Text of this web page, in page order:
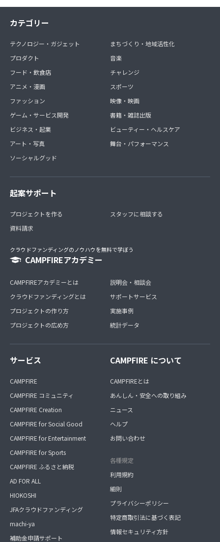
カテゴリー
テクノロジー・ガジェット
プロダクト
フード・飲食店
アニメ・漫画
ファッション
ゲーム・サービス開発
ビジネス・起業
アート・写真
ソーシャルグッド
まちづくり・地域活性化
音楽
チャレンジ
スポーツ
映像・映画
書籍・雑誌出版
ビューティー・ヘルスケア
舞台・パフォーマンス
起案サポート
プロジェクトを作る
資料請求
スタッフに相談する
クラウドファンディングのノウハウを無料で学ぼう
CAMPFIREアカデミー
CAMPFIREアカデミーとは
クラウドファンディングとは
プロジェクトの作り方
プロジェクトの広め方
説明会・相談会
サポートサービス
実施事例
統計データ
サービス
CAMPFIRE
CAMPFIRE コミュニティ
CAMPFIRE Creation
CAMPFIRE for Social Good
CAMPFIRE for Entertainment
CAMPFIRE for Sports
CAMPFIRE ふるさと納税
AD FOR ALL
HIOKOSHI
JFAクラウドファンディング
machi-ya
補助金申請サポート
CAMPFIRE について
CAMPFIREとは
あんしん・安全への取り組み
ニュース
ヘルプ
お問い合わせ
各種規定
利用規約
細則
プライバシーポリシー
特定商取引法に基づく表記
情報セキュリティ方針